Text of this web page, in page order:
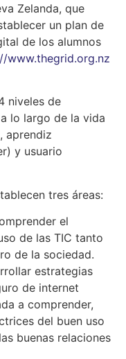
Zelanda, que
un plan de
de los alumnos
www.thegrid.org.nz
niveles de
lo largo de la vida
aprendiz
y usuario
tres áreas:
el
de las TIC tanto
de la sociedad.
estrategias
de internet
a comprender,
del buen uso
buenas relaciones